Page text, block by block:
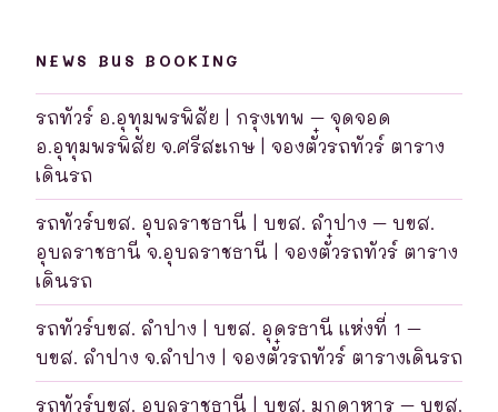
NEWS BUS BOOKING
รถทัวร์ อ.อุทุมพรพิสัย | กรุงเทพ – จุดจอด
อ.อุทุมพรพิสัย จ.ศรีสะเกษ | จองตั๋วรถทัวร์ ตาราง
เดินรถ
รถทัวร์บขส. อุบลราชธานี | บขส. ลำปาง – บขส.
อุบลราชธานี จ.อุบลราชธานี | จองตั๋วรถทัวร์ ตาราง
เดินรถ
รถทัวร์บขส. ลำปาง | บขส. อุดรธานี แห่งที่ 1 –
บขส. ลำปาง จ.ลำปาง | จองตั๋วรถทัวร์ ตารางเดินรถ
รถทัวร์บขส. อุบลราชธานี | บขส. มุกดาหาร – บขส.